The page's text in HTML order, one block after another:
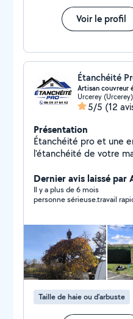
Voir le profil
Artisan couvreur
Urcerey (Urcerey)
5/5 (12
Présentation
Étanchéité pro et une
l'étanchéité de votre
imperméabilisation de
revet-gum 400%
rénovation de façade
Dernier avis laissé par
Il y a plus de 6 mois
personne sérieuse.travail
Taille de haie ou d'arbuste